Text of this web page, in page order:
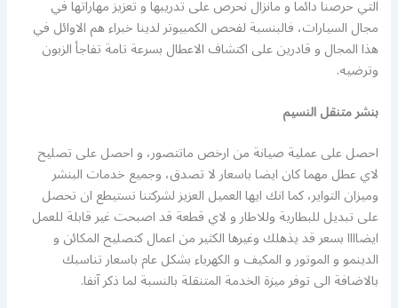
التي حرصنا دائما و مانزال نحرص على تدريبها و تعزيز مهاراتها في
مجال السيارات، فالبنسبة لفحص الكمبيوتر لدينا خبراء هم الاوائل في
هذا المجال و قادرين على اكتشاف الاعطال بسرعة تامة تفاجأ الزبون
وترضيه.
بنشر متنقل النسيم
احصل على عملية صيانة من ارخص ماتتصور، و احصل على تصليح
لاي عطل مهما كان ايضا باسعار لا تصدق، وجميع خدمات البنشر
وميزان التواير، كما انك ايها العميل العزيز لشركتنا تستيطع ان تحصل
على تبديل للبطارية وللاطار و لاي قطعة قد اصبحت غير قابلة للعمل
ايضاااا بسعر قد يذهلك وغيرها الكثير من اعمال كتصليح المكائن و
الدينمو و الموتور و المكيف و الكهرباء بشكل عام باسعار تناسبك
بالاضافة الى توفر ميزة الخدمة المتنقلة بالنسبة لما ذكر آنفا.